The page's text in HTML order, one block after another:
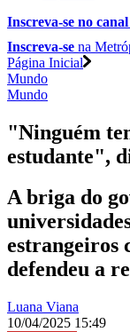
Inscreva-se no canal
Inscreva-se na
Página Inicial
Mundo
Mundo
"Ninguém
estudante",
A briga do
estrangeiros
defendeu a
Luana Viana
10/04/2025 15:49